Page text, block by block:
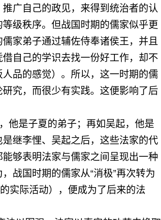
广自己的政见，来得到统治者的认
级秩序。但战国时期的儒家似乎更
家弟子通过辅佐侍奉诸侯王，并且
自己的学识去找一份好工作，却不
品的感觉）。所以，这一时期的儒
究，而很少有实践。这便影响了后
他是子夏的弟子；再如吴起，他是
继李悝、吴起之后，这些法家的代
够表明法家与儒家之间呈现出一种
战国时期的儒家从“消极”再次转为
实际活动），便成为了后来的法